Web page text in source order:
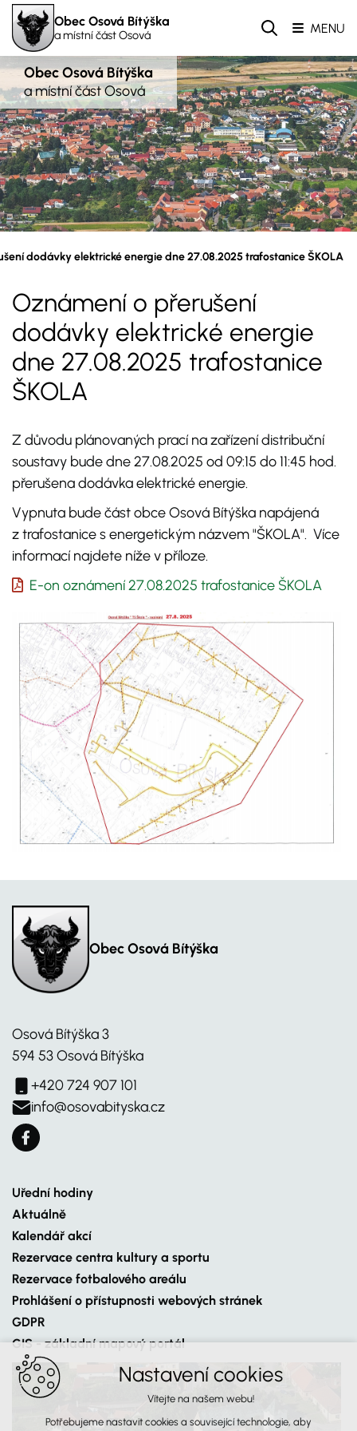
Obec Osová Bítýška
a místní část Osová MENU
Obec Osová Bítýška
a místní část Osová
dodávky elektrické energie dne 27.08.2025 trafostanice ŠKOLA
Oznámení o přerušení
dodávky elektrické energie
dne 27.08.2025 trafostanice
ŠKOLA
Z důvodu plánovaných prací na zařízení distribuční
soustavy bude dne 27.08.2025 od 09:15 do 11:45 hod.
přerušena dodávka elektrické energie.
Vypnuta bude část obce Osová Bítýška napájená
z trafostanice s energetickým názvem "ŠKOLA". Více
informací najdete níže v příloze.
E-on oznámení 27.08.2025 trafostanice ŠKOLA
Obec Osová Bítýška
Osová Bítýška 3
594 53 Osová Bítýška
+420 724 907 101
info@osovabityska.cz
Uřední hodiny
Aktuálně
Kalendář akcí
Rezervace centra kultury a sportu
Rezervace fotbalového areálu
Prohlášení o přístupnosti webových stránek
GDPR
GIS - základní mapový portál
Nastavení cookies
Vítejte na našem webu!
Potřebujeme nastavit cookies a související technologie, aby